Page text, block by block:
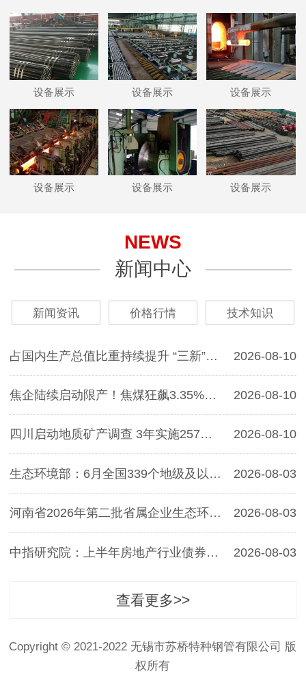
设备展示 设备展示 设备展示
设备展示 设备展示 设备展示
NEWS
新闻中心
新闻资讯 价格行情 技术知识
占国内生产总值比重持续提升 “三新”经济展… 2026-08-10
焦企陆续启动限产！焦煤狂飙3.35%！上涨空间… 2026-08-10
四川启动地质矿产调查 3年实施257个项目 2026-08-10
生态环境部：6月全国339个地级及以上城市PM1… 2026-08-03
河南省2026年第二批省属企业生态环境保护专项… 2026-08-03
中指研究院：上半年房地产行业债券融资总额同… 2026-08-03
查看更多>>
Copyright © 2021-2022 无锡市苏桥特种钢管有限公司 版
权所有